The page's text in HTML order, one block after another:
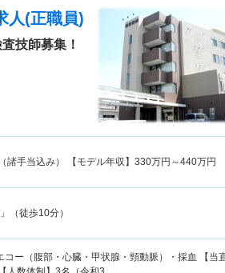
人(正職員)
技師募集！
諸手当込み） 【モデル年収】 330万円～440万円
（徒歩10分）
コー（腹部・心臓・甲状腺・頸動脈）・採血 【当